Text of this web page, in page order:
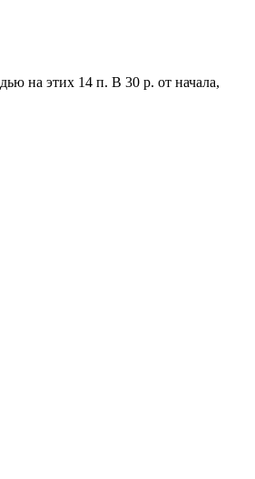
на этих 14 п. В 30 р. от начала,